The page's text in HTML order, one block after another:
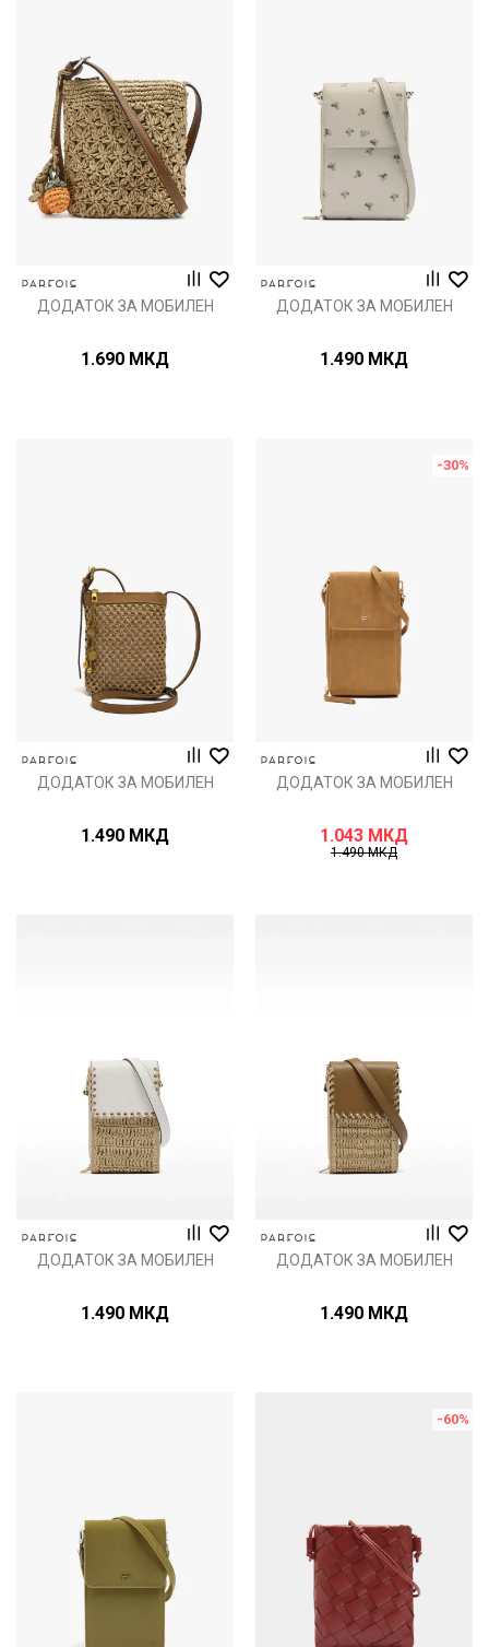
ДОДАТОК ЗА МОБИЛЕН
1.690 МКД
ДОДАТОК ЗА МОБИЛЕН
1.490 МКД
ДОДАТОК ЗА МОБИЛЕН
1.490 МКД
-30%
ДОДАТОК ЗА МОБИЛЕН
1.043 МКД
1.490МКД
ДОДАТОК ЗА МОБИЛЕН
1.490 МКД
ДОДАТОК ЗА МОБИЛЕН
1.490 МКД
-60%